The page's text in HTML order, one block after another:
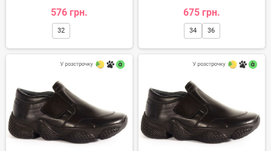
576 грн.
32
675 грн.
34 36